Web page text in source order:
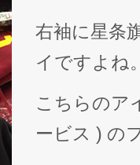
右袖に星条
イですよね。
こちらのア
ービス ) の